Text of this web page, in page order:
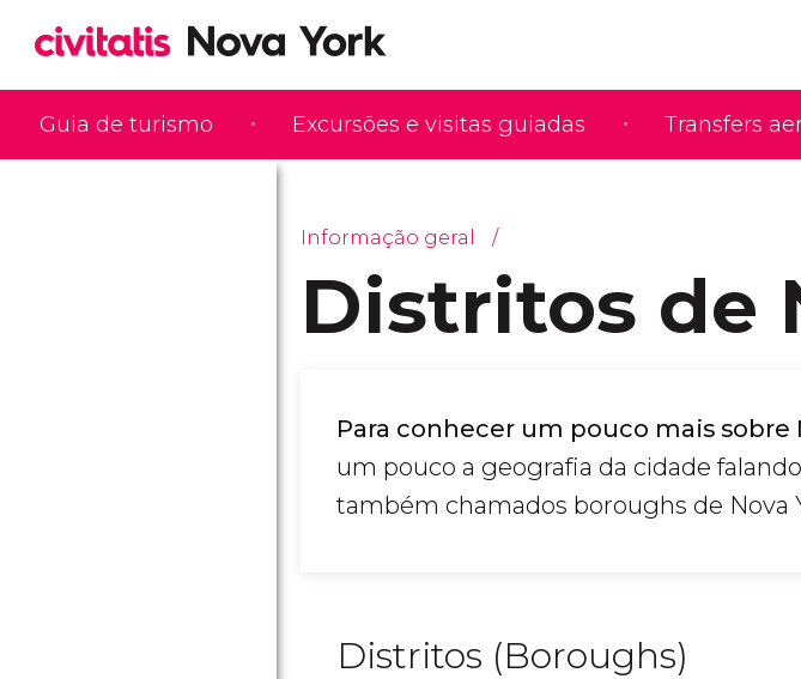
Guia de turismo Excursões e visitas guiadas Transfers
Informação geral
Distritos de
Para conhecer um pouco mais sobre
um pouco a geografia da cidade
também chamados boroughs de Nova
Distritos (Boroughs)